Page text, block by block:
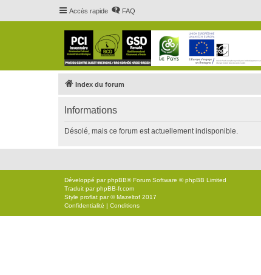
Accès rapide FAQ
Index du forum
Informations
Désolé, mais ce forum est actuellement indisponible.
Développé parphpBB® Forum Software © phpBB Limited
Traduit parphpBB-fr.com
Style proflat par ©Mazeltof 2017
Confidentialité | Conditions